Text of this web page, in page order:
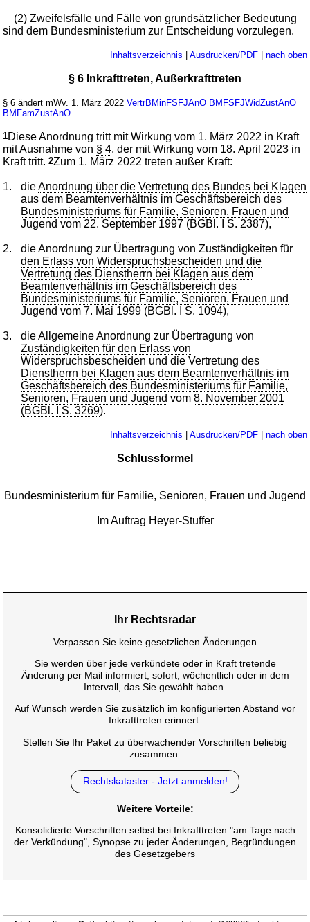
(2) Zweifelsfälle und Fälle von grundsätzlicher Bedeutung
sind dem Bundesministerium zur Entscheidung vorzulegen.
Inhaltsverzeichnis | Ausdrucken/PDF| nach oben
§ 6 Inkrafttreten, Außerkrafttreten
§ 6 ändert mWv. 1. März 2022VertrBMinFSFJAnO BMFSFJWidZustAnO
BMFamZustAnO
1Diese Anordnung tritt mit Wirkung vom 1. März 2022 in Kraft
mit Ausnahme von § 4, der mit Wirkung vom 18. April 2023 in
Kraft tritt.2Zum 1. März 2022 treten außer Kraft:
1. dieAnordnung über die Vertretung des Bundes bei Klagen
aus dem Beamtenverhältnis im Geschäftsbereich des
Bundesministeriums für Familie, Senioren, Frauen und
Jugend vom 22. September 1997 (BGBl. I S. 2387),
2. dieAnordnung zur Übertragung von Zuständigkeiten für
den Erlass von Widerspruchsbescheiden und die
Vertretung des Dienstherrn bei Klagen aus dem
Beamtenverhältnis im Geschäftsbereich des
Bundesministeriums für Familie, Senioren, Frauen und
Jugend vom 7. Mai 1999 (BGBl. I S. 1094),
3. dieAllgemeine Anordnung zur Übertragung von
Zuständigkeiten für den Erlass von
Widerspruchsbescheiden und die Vertretung des
Dienstherrn bei Klagen aus dem Beamtenverhältnis im
Geschäftsbereich des Bundesministeriums für Familie,
Senioren, Frauen und Jugend vom8. November 2001
(BGBl. I S. 3269).
Inhaltsverzeichnis | Ausdrucken/PDF| nach oben
Schlussformel
Bundesministerium für Familie, Senioren, Frauen und Jugend
Im Auftrag Heyer-Stuffer
Ihr Rechtsradar
Verpassen Sie keine gesetzlichen Änderungen
Sie werden über jede verkündete oder in Kraft tretende
Änderung per Mail informiert, sofort, wöchentlich oder in dem
Intervall, das Sie gewählt haben.
Auf Wunsch werden Sie zusätzlich im konfigurierten Abstand vor
Inkrafttreten erinnert.
Stellen Sie Ihr Paket zu überwachender Vorschriften beliebig
zusammen.
Rechtskataster - Jetzt anmelden!
Weitere Vorteile:
Konsolidierte Vorschriften selbst bei Inkrafttreten "am Tage nach
der Verkündung", Synopse zu jeder Änderungen, Begründungen
des Gesetzgebers